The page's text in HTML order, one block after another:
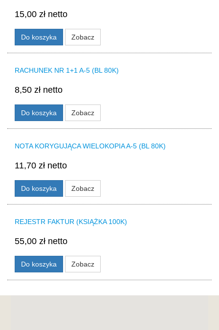
15,00 zł netto
Do koszyka Zobacz
RACHUNEK NR 1+1 A-5 (BL 80K)
8,50 zł netto
Do koszyka Zobacz
NOTA KORYGUJĄCA WIELOKOPIA A-5 (BL 80K)
11,70 zł netto
Do koszyka Zobacz
REJESTR FAKTUR (KSIĄŻKA 100K)
55,00 zł netto
Do koszyka Zobacz